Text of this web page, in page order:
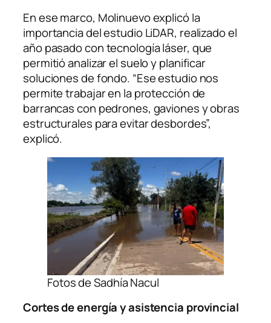
En ese marco, Molinuevo explicó la
importancia del estudio LiDAR, realizado el
año pasado con tecnología láser, que
permitió analizar el suelo y planificar
soluciones de fondo. “Ese estudio nos
permite trabajar en la protección de
barrancas con pedrones, gaviones y obras
estructurales para evitar desbordes”,
explicó.
Fotos de Sadhía Nacul
Cortes de energía y asistencia provincial